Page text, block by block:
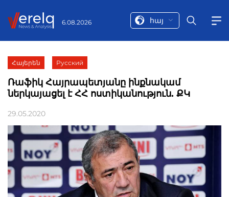
6.08.2026 հայ
Հայերեն Русский
Ռաֆիկ Հայրապետյանը ինքնակամ
ներկայացել է ՀՀ ոստիկանություն. ՔԿ
29.05.2020